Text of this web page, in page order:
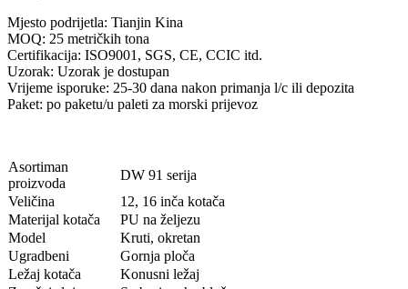
Mjesto podrijetla: Tianjin Kina
MOQ: 25 metričkih tona
Certifikacija: ISO9001, SGS, CE, CCIC itd.
Uzorak: Uzorak je dostupan
Vrijeme isporuke: 25-30 dana nakon primanja l/c ili depozita
Paket: po paketu/u paleti za morski prijevoz
Asortiman
proizvoda
DW 91 serija
Veličina
12, 16 inča kotača
Materijal kotača
PU na željezu
Model
Kruti, okretan
Ugradbeni
Gornja ploča
Ležaj kotača
Konusni ležaj